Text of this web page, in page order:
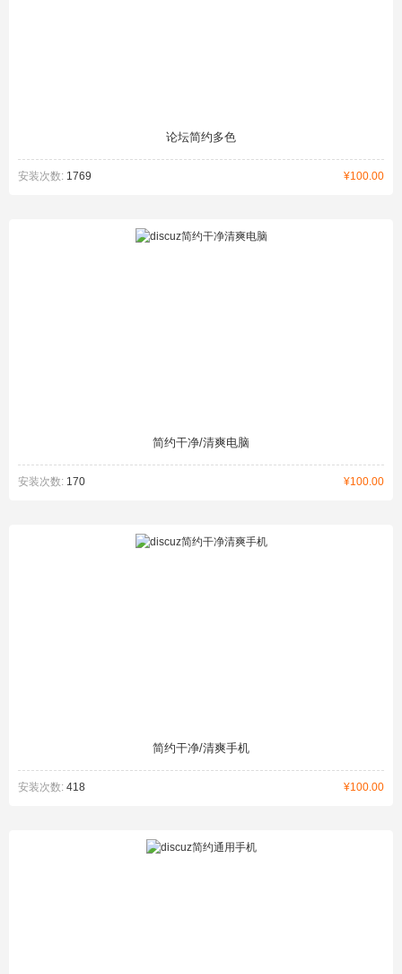
论坛简约多色
¥100.00
安装次数: 1769
简约干净/清爽电脑
¥100.00
安装次数: 170
简约干净/清爽手机
¥100.00
安装次数: 418